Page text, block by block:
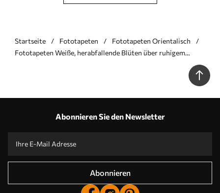
Startseite Fototapeten
Fototapeten Orientalisch
Fototapeten Weiße, herabfallende Blüten über ruhigem
Abonnieren Sie den Newsletter
Abonnieren